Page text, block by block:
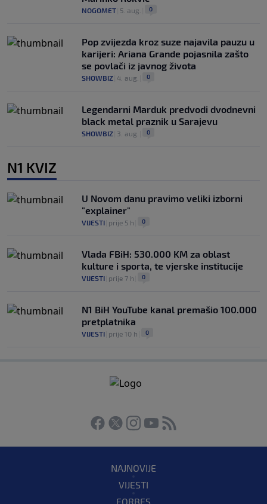
NOGOMET 5. aug. 0
Pop zvijezda kroz suze najavila pauzu u
karijeri: Ariana Grande pojasnila zašto
se povlači iz javnog života
SHOWBIZ 4. aug. 0
Legendarni Marduk predvodi dvodnevni
black metal praznik u Sarajevu
SHOWBIZ 3. aug. 0
N1 KVIZ
U Novom danu pravimo veliki izborni
"explainer"
VIJESTI prije 5 h 0
Vlada FBiH: 530.000 KM za oblast
kulture i sporta, te vjerske institucije
VIJESTI prije 7 h 0
N1 BiH YouTube kanal premašio 100.000
pretplatnika
VIJESTI prije 10 h 0
NAJNOVIJE
VIJESTI
FORBES